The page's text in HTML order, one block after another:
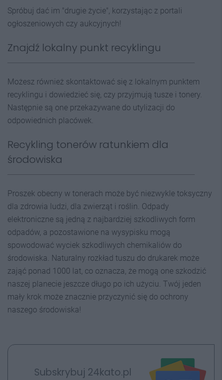
Spróbuj dać im "drugie życie", korzystając z portali
ogłoszeniowych czy aukcyjnych!
Znajdź lokalny punkt recyklingu
Możesz również skontaktować się z lokalnym punktem
recyklingu i dowiedzieć się, czy przyjmują tusze i tonery.
Następnie są one przekazywane do utylizacji do
odpowiednich placówek.
Recykling tonerów ratunkiem dla
środowiska
Proszek obecny w tonerach może być niezwykle toksyczny
dla zdrowia ludzi, dla zwierząt i roślin. Odpady
elektroniczne są jedną z najbardziej szkodliwych form
odpadów, a pozostawione na wysypisku mogą
spowodować wyciek szkodliwych chemikaliów do
środowiska. Naturalny rozkład tuszu do drukarek może
zająć ponad 1000 lat, co oznacza, że mogą one szkodzić
naszej planecie jeszcze długo po ich użyciu. Twój jeden
mały krok może znacznie przyczynić się do ochrony
naszego środowiska!
Subskrybuj 24kato.pl